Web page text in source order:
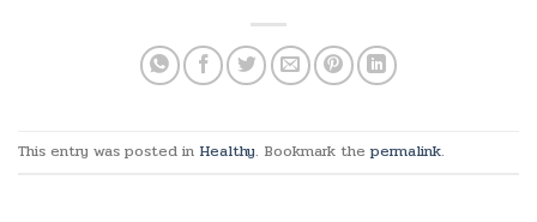
This entry was posted in Healthy. Bookmark the permalink.